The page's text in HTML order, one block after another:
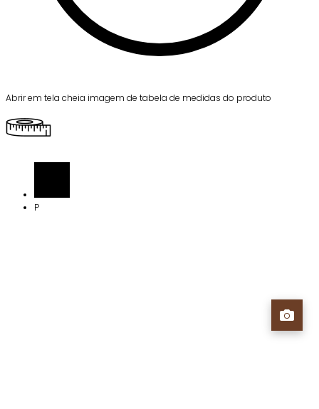
Abrir em tela cheia imagem de tabela de medidas do produto
P